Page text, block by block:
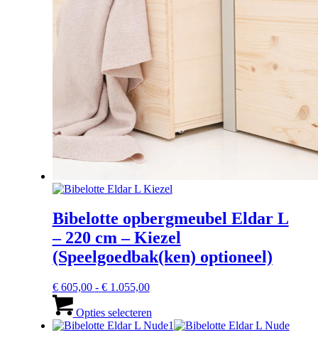
Bibelotte opbergmeubel Eldar L
– 220 cm – Kiezel
(Speelgoedbak(ken) optioneel)
€605,00 - €1.055,00Prijsklasse:
tot
€ 1.055,00
Opties selecterenproduct
heeft